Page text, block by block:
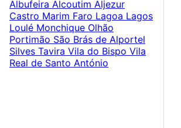
Albufeira Alcoutim Aljezur
Castro Marim Faro Lagoa Lagos
Loulé Monchique Olhão
Portimão São Brás de Alportel
Silves Tavira Vila do Bispo Vila
Real de Santo António